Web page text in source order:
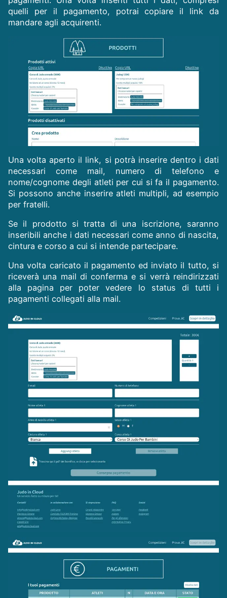
quelli per il pagamento, potrai copiare il link da
mandare agli acquirenti.
Una volta aperto il link, si potrà inserire dentro i dati
necessari come mail, numero di telefono e
nome/cognome degli atleti per cui si fa il pagamento.
Si possono anche inserire atleti multipli, ad esempio
per fratelli.
Se il prodotto si tratta di una iscrizione, saranno
inseribili anche i dati necessari come anno di nascita,
cintura e corso a cui si intende partecipare.
Una volta caricato il pagamento ed inviato il tutto, si
riceverà una mail di conferma e si verrà reindirizzati
alla pagina per poter vedere lo status di tutti i
pagamenti collegati alla mail.